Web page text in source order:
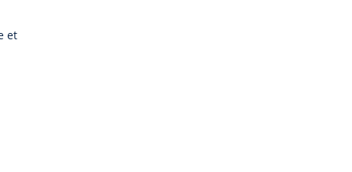
et